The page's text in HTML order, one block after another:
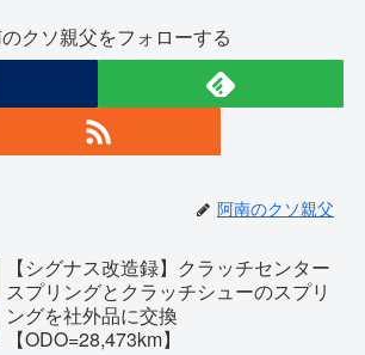
クソ親父をフォローする
阿南のクソ親父
【シグナス改造録】クラッチセンター
スプリングとクラッチシューのスプリ
ングを社外品に交換
【ODO=28,473km】